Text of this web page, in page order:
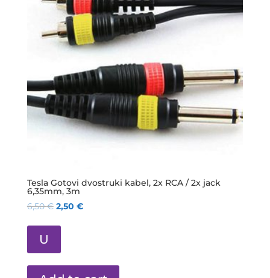
Tesla Gotovi dvostruki kabel, 2x RCA / 2x jack
6,35mm, 3m
6,50€ 2,50 €
U